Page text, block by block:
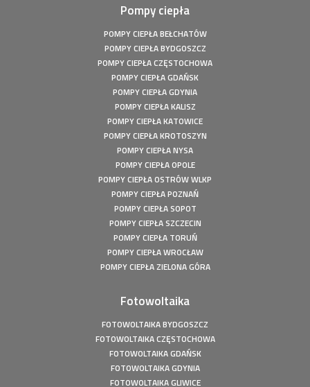
fotowoltaiczna o mocy: 4,5 kWp
Fotowoltaika Wola Droszewska - Instalacja fotowoltaiczna
o mocy: 4,99 kWp
Fotowoltaika Aquapark Kalisz - Instalacja fotowoltaiczna o
Fotowoltaika Bełchatów - Instalacja fotowoltaiczna o
Pompa ciepła Kępiny Wielkie - Mitsubishi Heavy Split -
Pompa ciepła Wola Droszewska - Innova Nordic 10 KW
Fotowoltaika Wiśniowa Góra - Instalacja fotowoltaiczna o
Magazyn Energii Ródka - Sofar - BTS E5-DS5 - 5,12kWh
Magazyn Energii Młodoszowice - Sofar - BTS E5-DS5 -
Fotowoltaika Zajazd Ostoja - Instalacja fotowoltaiczna o
Fotowoltaika Hanuszów - Instalacja fotowoltaiczna o
Fotowoltaika Biadki - Instalacja fotowoltaiczna o mocy:
Fotowoltaika Stargard- Instalacja fotowoltaiczna o mocy:
Pompy ciepła
POMPY CIEPŁA BEŁCHATÓW
POMPY CIEPŁA BYDGOSZCZ
POMPY CIEPŁA CZĘSTOCHOWA
POMPY CIEPŁA GDAŃSK
POMPY CIEPŁA GDYNIA
POMPY CIEPŁA KALISZ
POMPY CIEPŁA KATOWICE
POMPY CIEPŁA KROTOSZYN
POMPY CIEPŁA NYSA
POMPY CIEPŁA OPOLE
POMPY CIEPŁA OSTRÓW WLKP
POMPY CIEPŁA POZNAŃ
POMPY CIEPŁA SOPOT
POMPY CIEPŁA SZCZECIN
POMPY CIEPŁA TORUŃ
POMPY CIEPŁA WROCŁAW
POMPY CIEPŁA ZIELONA GÓRA
Fotowoltaika
FOTOWOLTAIKA BYDGOSZCZ
FOTOWOLTAIKA CZĘSTOCHOWA
FOTOWOLTAIKA GDAŃSK
FOTOWOLTAIKA GDYNIA
FOTOWOLTAIKA GLIWICE